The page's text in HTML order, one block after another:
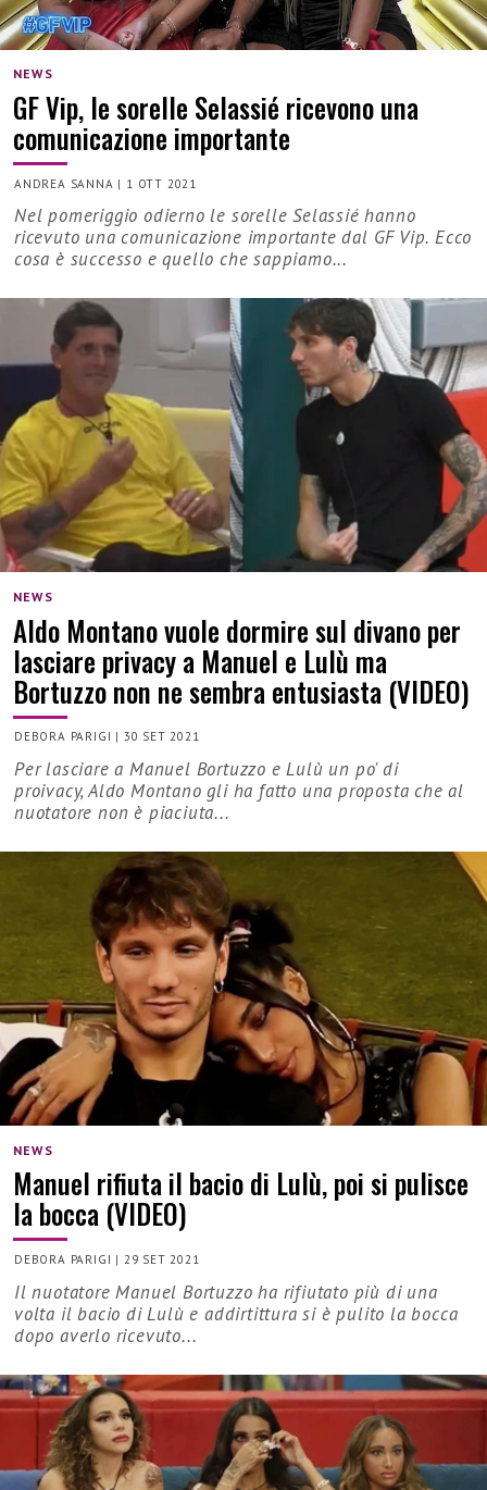
NEWS
GF Vip, le sorelle Selassié ricevono una
comunicazione importante
ANDREA SANNA | 1 OTT 2021
Nel pomeriggio odierno le sorelle Selassié hanno
ricevuto una comunicazione importante dal GF Vip. Ecco
cosa è successo e quello che sappiamo...
NEWS
Aldo Montano vuole dormire sul divano per
lasciare privacy a Manuel e Lulù ma
Bortuzzo non ne sembra entusiasta (VIDEO)
DEBORA PARIGI | 30 SET 2021
Per lasciare a Manuel Bortuzzo e Lulù un po' di
proivacy, Aldo Montano gli ha fatto una proposta che al
nuotatore non è piaciuta...
NEWS
Manuel rifiuta il bacio di Lulù, poi si pulisce
la bocca (VIDEO)
DEBORA PARIGI | 29 SET 2021
Il nuotatore Manuel Bortuzzo ha rifiutato più di una
volta il bacio di Lulù e addirtittura si è pulito la bocca
dopo averlo ricevuto...